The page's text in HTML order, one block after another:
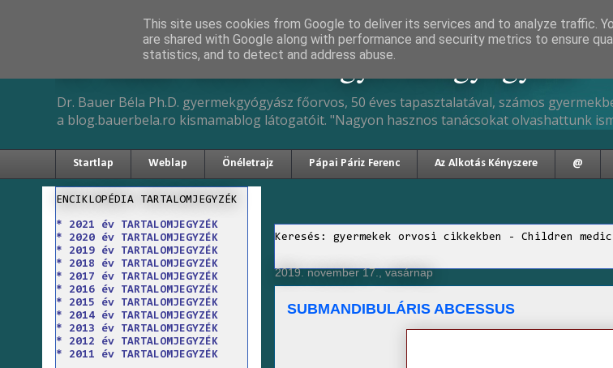
Dr. Bauer Béla Ph.D. gyermekgyógyász
Dr. Bauer Béla Ph.D. gyermekgyógyász főorvos, 50 éves tapasztalatával, számos
a blog.bauerbela.ro kismamablog látogatóit. "Nagyon hasznos tanácsokat olvashattunk
Startlap Weblap Önéletrajz Pápai Páriz Ferenc Az Alkotás Kényszere @
Keresés: gyermekek orvosi cikkekben - Children
2019. november 17., vasárnap
SUBMANDIBULÁRIS ABCESSUS
ENCIKLOPÉDIA TARTALOMJEGYZÉK
* 2021 év TARTALOMJEGYZÉK
* 2020 év TARTALOMJEGYZÉK
* 2019 év TARTALOMJEGYZÉK
* 2018 év TARTALOMJEGYZÉK
* 2017 év TARTALOMJEGYZÉK
* 2016 év TARTALOMJEGYZÉK
* 2015 év TARTALOMJEGYZÉK
* 2014 év TARTALOMJEGYZÉK
* 2013 év TARTALOMJEGYZÉK
* 2012 év TARTALOMJEGYZÉK
* 2011 év TARTALOMJEGYZÉK
This site uses cookies from Google to deliver its services and to analyze traffic.
are shared with Google along with performance and security metrics to ensure
statistics, and to detect and address abuse.